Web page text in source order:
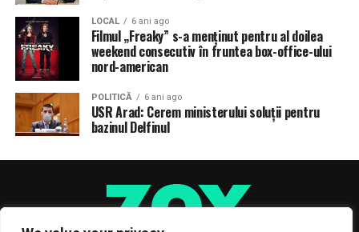
LOCAL 6 ani ago
Filmul „Freaky” s-a menţinut pentru al doilea
weekend consecutiv în fruntea box-office-ului
nord-american
POLITICĂ 6 ani ago
USR Arad: Cerem ministerului soluții pentru
bazinul Delfinul